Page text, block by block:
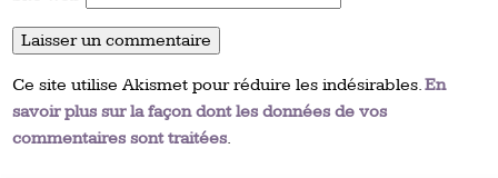
Ce site utilise Akismet pour réduire les indésirables.En
savoir plus sur la façon dont les données de vos
commentaires sont traitées.